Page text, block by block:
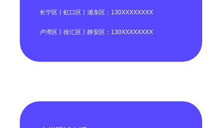
长宁区丨虹口区丨浦东区：130XXXXXXXX
卢湾区丨徐汇区丨静安区：130XXXXXXXX